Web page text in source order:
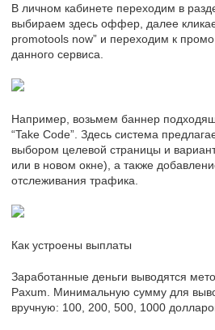
В личном кабинете переходим в
выбираем здесь оффер, далее
promotools now” и переходим к
данного сервиса.
Например, возьмем баннер
“Take Code”. Здесь система
выбором целевой страницы и
или в новом окне), а также
отслеживания трафика.
Как устроены выплаты
Заработанные деньги выводятся
Paxum. Минимальную сумму для
вручную: 100, 200, 500, 1000